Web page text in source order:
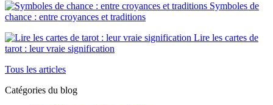
Symboles de
chance : entre croyances et traditions
Lire les cartes de
tarot : leur vraie signification
Tous les articles
Catégories du blog